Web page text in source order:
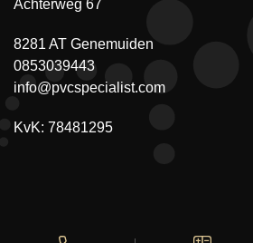
Achterweg 67
8281 AT Genemuiden
0853039443
info@pvcspecialist.com
KvK: 78481295